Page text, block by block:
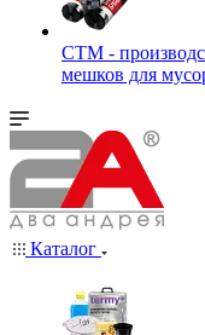
СТМ -
мешков для
Каталог